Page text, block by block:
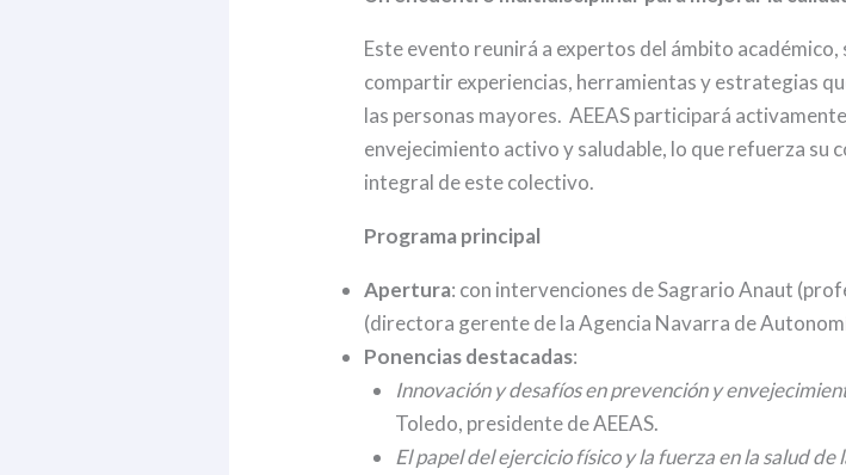
Este evento reunirá a expertos del ámbito
compartir experiencias, herramientas y estrategias
las personas mayores. AEEAS participará
envejecimiento activo y saludable, lo que refuerza su
integral de este colectivo.
Programa principal
Apertura: con intervenciones de Sagrario Anaut
(directora gerente de la Agencia Navarra de
Ponencias destacadas:
Innovación y desafíos en prevención y
Toledo, presidente de AEEAS.
El papel del ejercicio físico y la fuerza en la salud de